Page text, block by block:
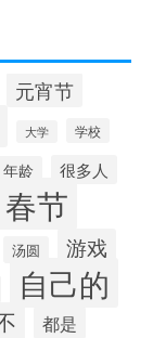
元宵节
大学 学校
年龄
很多人
春节
汤圆 游戏
自己的
都是